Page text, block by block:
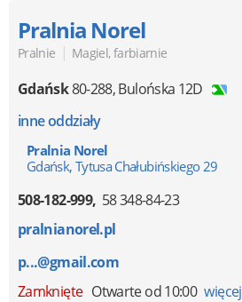
Pralnia Norel
Pralnie | Magiel, farbiarnie
Gdańsk80-288,Bulońska 12D
inne oddziały
Pralnia Norel
Gdańsk, Tytusa Chałubińskiego 29
508-182-999 58 348-84-23
pralnianorel.pl
p...@gmail.com
Zamknięte Otwarte od 10:00 więcej